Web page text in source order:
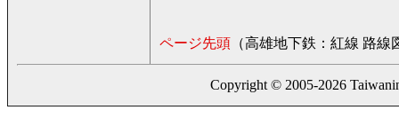
ページ先頭 （高雄地下鉄：紅線 路線
Copyright © 2005-2026